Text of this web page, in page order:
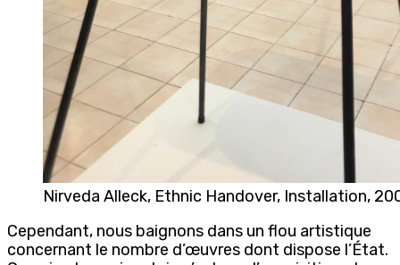
Nirveda Alleck, Ethnic Handover, Installation,
Cependant, nous baignons dans un flou artistique
concernant le nombre d’œuvres dont dispose l’État.